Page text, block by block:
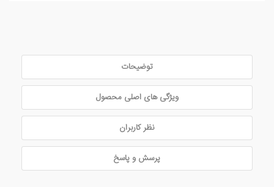
توضیحات
ویژگی های اصلی محصول
نظر کاربران
پرسش و پاسخ